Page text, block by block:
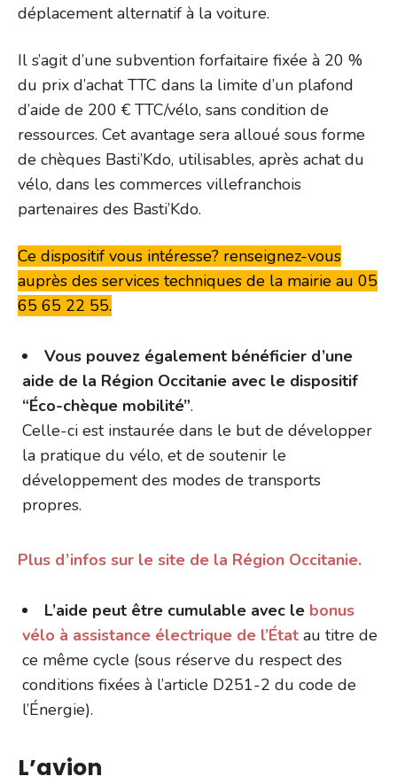
déplacement alternatif à la voiture.
Il s’agit d’une subvention forfaitaire fixée à 20 %
du prix d’achat TTC dans la limite d’un plafond
d’aide de 200 € TTC/vélo, sans condition de
ressources. Cet avantage sera alloué sous forme
de chèques Basti’Kdo, utilisables, après achat du
vélo, dans les commerces villefranchois
partenaires des Basti’Kdo.
Ce dispositif vous intéresse? renseignez-vous
auprès des services techniques de la mairie au 05
65 65 22 55.
Vous pouvez également bénéficier d’une
aide de la Région Occitanie avec le dispositif
“Éco-chèque mobilité”.
Celle-ci est instaurée dans le but de développer
la pratique du vélo, et de soutenir le
développement des modes de transports
propres.
Plus d’infos sur le site de la Région Occitanie.
L’aide peut être cumulable avec le bonus
vélo à assistance électrique de l’État au titre de
ce même cycle (sous réserve du respect des
conditions fixées à l’article D251-2 du code de
l’Énergie).
L’avion